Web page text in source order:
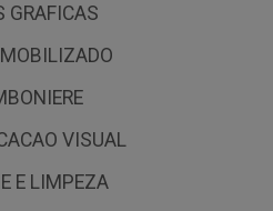
GRAFICAS
VISUAL
E LIMPEZA